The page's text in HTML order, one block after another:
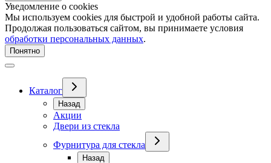
Уведомление о cookies
Мы используем cookies для быстрой и удобной работы сайта.
Продолжая пользоваться сайтом, вы принимаете условия
обработки персональных данных.
Понятно
Каталог
Назад
Акции
Двери из стекла
Фурнитура для стекла
Назад